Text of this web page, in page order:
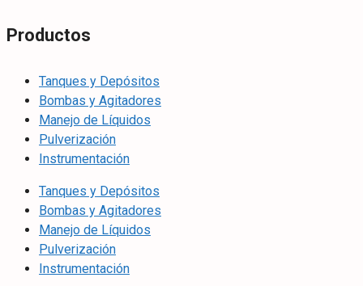
Productos
Tanques y Depósitos
Bombas y Agitadores
Manejo de Líquidos
Pulverización
Instrumentación
Tanques y Depósitos
Bombas y Agitadores
Manejo de Líquidos
Pulverización
Instrumentación